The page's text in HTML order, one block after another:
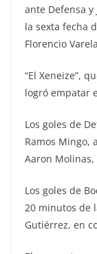
ante Defensa
la sexta fecha
Florencio
“El Xeneize”,
logró empatar
Los goles de
Ramos Mingo,
Aaron
Los goles de
20 minutos de
Gutiérrez, en